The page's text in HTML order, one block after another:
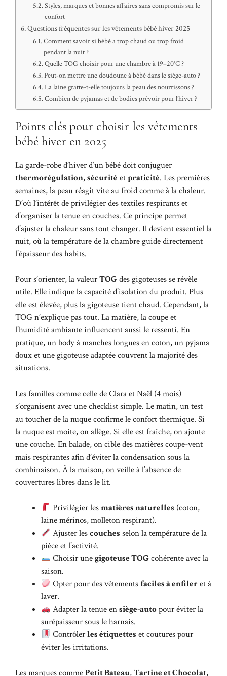
Styles, marques et bonnes affaires sans compromis sur le
confort
Questions fréquentes sur les vêtements bébé hiver 2025
Comment savoir si bébé a trop chaud ou trop froid
pendant la nuit ?
Quelle TOG choisir pour une chambre à 19–20°C ?
Peut-on mettre une doudoune à bébé dans le siège-auto ?
La laine gratte-t-elle toujours la peau des nourrissons ?
Combien de pyjamas et de bodies prévoir pour l’hiver ?
Points clés pour choisir les vêtements
bébé hiver en 2025
La garde-robe d’hiver d’un bébé doit conjuguer
thermorégulation,sécuritéetpraticité. Les premières
semaines, la peau réagit vite au froid comme à la chaleur.
D’où l’intérêt de privilégier des textiles respirants et
d’organiser la tenue en couches. Ce principe permet
d’ajuster la chaleur sans tout changer. Il devient essentiel la
nuit, où la température de la chambre guide directement
l’épaisseur des habits.
Pour s’orienter, la valeurTOGdes gigoteuses se révèle
utile. Elle indique la capacité d’isolation du produit. Plus
elle est élevée, plus la gigoteuse tient chaud. Cependant, la
TOG n’explique pas tout. La matière, la coupe et
l’humidité ambiante influencent aussi le ressenti. En
pratique, un body à manches longues en coton, un pyjama
doux et une gigoteuse adaptée couvrent la majorité des
situations.
Les familles comme celle de Clara et Naël (4 mois)
s’organisent avec une checklist simple. Le matin, un test
au toucher de la nuque confirme le confort thermique. Si
la nuque est moite, on allège. Si elle est fraîche, on ajoute
une couche. En balade, on cible des matières coupe-vent
mais respirantes afin d’éviter la condensation sous la
combinaison. À la maison, on veille à l’absence de
couvertures libres dans le lit.
Privilégier lesmatières naturelles (coton,
laine mérinos, molleton respirant).
Ajuster lescouches selon la température de la
pièce et l’activité.
Choisir unegigoteuse TOGcohérente avec la
saison.
Opter pour des vêtementsfaciles à enfileret à
laver.
Adapter la tenue ensiège-autopour éviter la
surépaisseur sous le harnais.
Contrôlerles étiquettes et coutures pour
éviter les irritations.
Les marques commePetit Bateau,Tartine et Chocolat,